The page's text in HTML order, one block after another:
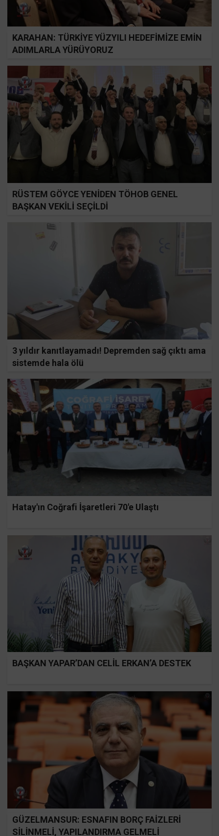
KARAHAN: TÜRKİYE YÜZYILI HEDEFİMİZE EMİN
ADIMLARLA YÜRÜYORUZ
RÜSTEM GÖYCE YENİDEN TÖHOB GENEL
BAŞKAN VEKİLİ SEÇİLDİ
3 yıldır kanıtlayamadı! Depremden sağ çıktı ama
sistemde hala ölü
Hatay'ın Coğrafi İşaretleri 70'e Ulaştı
BAŞKAN YAPAR’DAN CELİL ERKAN’A DESTEK
GÜZELMANSUR: ESNAFIN BORÇ FAİZLERİ
SİLİNMELİ, YAPILANDIRMA GELMELİ